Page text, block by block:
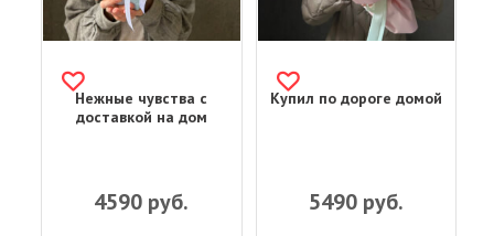
Нежные чувства с
доставкой на дом
4590 руб.
Купил по дороге домой
5490руб.